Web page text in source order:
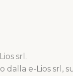
srl.
dalla e-Lios srl,